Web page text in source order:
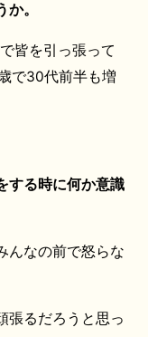
。
皆を引っ張って
で30代前半も増
る時に何か意識
んなの前で怒らな
張るだろうと思っ